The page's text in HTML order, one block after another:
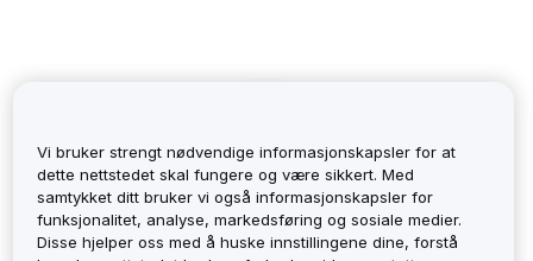
No Records
Vi bruker strengt nødvendige informasjonskapsler for at
dette nettstedet skal fungere og være sikkert. Med
samtykket ditt bruker vi også informasjonskapsler for
funksjonalitet, analyse, markedsføring og sosiale medier.
Disse hjelper oss med å huske innstillingene dine, forstå